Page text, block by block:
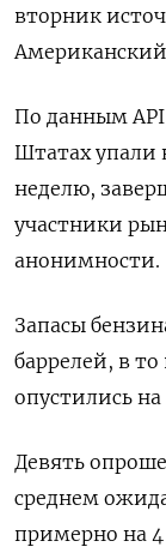
вторник
По данным
‌Штатах упали
неделю,
участники
анонимности.
Запасы
баррелей, в
опустились на
Девять
среднем
примерно на